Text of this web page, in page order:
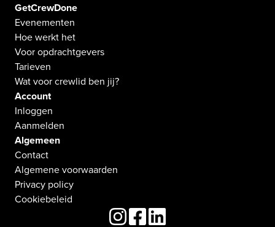
GetCrewDone
Evenementen
Hoe werkt het
Voor opdrachtgevers
Tarieven
Wat voor crewlid ben jij?
Account
Inloggen
Aanmelden
Algemeen
Contact
Algemene voorwaarden
Privacy policy
Cookiebeleid